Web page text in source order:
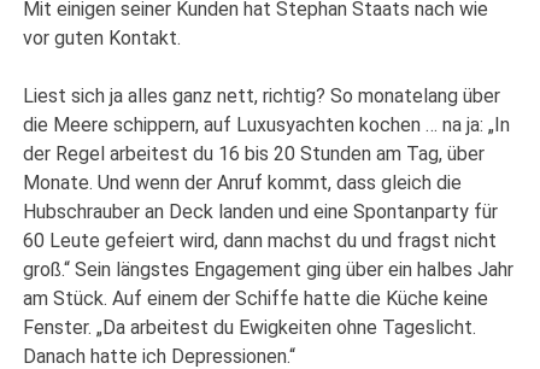
Mit einigen seiner Kunden hat Stephan Staats nach wie
vor guten Kontakt.
Liest sich ja alles ganz nett, richtig? So monatelang über
die Meere schippern, auf Luxusyachten kochen … na ja: „In
der Regel arbeitest du 16 bis 20 Stunden am Tag, über
Monate. Und wenn der Anruf kommt, dass gleich die
Hubschrauber an Deck landen und eine Spontanparty für
60 Leute gefeiert wird, dann machst du und fragst nicht
groß.“ Sein längstes Engagement ging über ein halbes Jahr
am Stück. Auf einem der Schiffe hatte die Küche keine
Fenster. „Da arbeitest du Ewigkeiten ohne Tageslicht.
Danach hatte ich Depressionen.“